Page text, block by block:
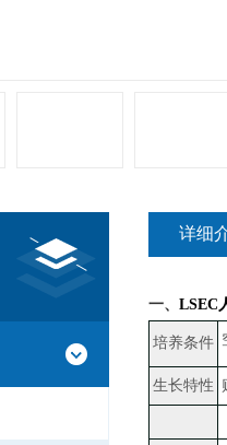
详细
一、 LSEC
培养条件
生长特性